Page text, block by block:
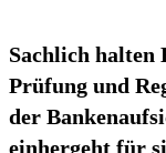
Sachlich halten
Prüfung und
der
einhergeht für